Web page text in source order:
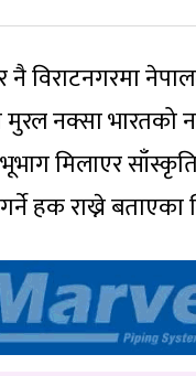
नै विराटनगरमा
नक्सा भारतको
मिलाएर
हक राख्ने बताएका